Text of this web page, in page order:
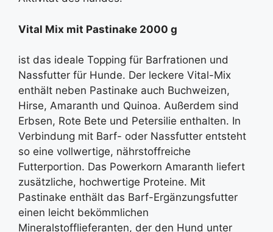
Vital Mix mit Pastinake 2000 g
ist das ideale Topping für Barfrationen und
Nassfutter für Hunde. Der leckere Vital-Mix
enthält neben Pastinake auch Buchweizen,
Hirse, Amaranth und Quinoa. Außerdem sind
Erbsen, Rote Bete und Petersilie enthalten. In
Verbindung mit Barf- oder Nassfutter entsteht
so eine vollwertige, nährstoffreiche
Futterportion. Das Powerkorn Amaranth liefert
zusätzliche, hochwertige Proteine. Mit
Pastinake enthält das Barf-Ergänzungsfutter
einen leicht bekömmlichen
Mineralstofflieferanten, der den Hund unter